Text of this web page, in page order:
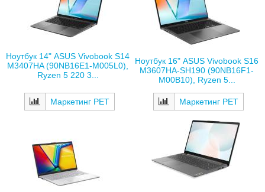
Ноутбук 14" ASUS Vivobook S14
M3407HA (90NB16E1-M005L0),
Ryzen 5 220 3...
Маркетинг РЕТ
Ноутбук 16" ASUS Vivobook S16
M3607HA-SH190 (90NB16F1-
M00B10), Ryzen 5...
Маркетинг РЕТ